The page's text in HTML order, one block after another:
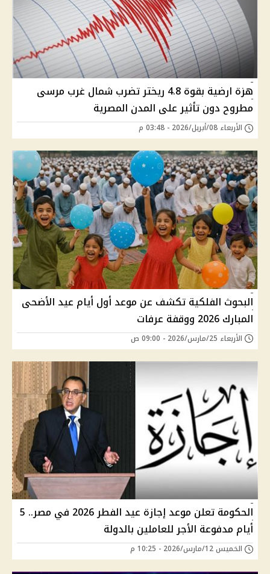
هزة ارضية بقوة 4.8 ريختر تضرب شمال غرب مرسى
مطروح دون تأثير على المدن المصرية
الأربعاء 08/أبريل/2026 - 03:48 م
البحوث الفلكية تكشف عن موعد أول أيام عيد الأضحى
المبارك 2026 ووقفة عرفات
الأربعاء 25/مارس/2026 - 09:00 ص
الحكومة تعلن موعد إجازة عيد الفطر 2026 في مصر.. 5
أيام مدفوعة الأجر للعاملين بالدولة
الخميس 12/مارس/2026 - 10:25 م